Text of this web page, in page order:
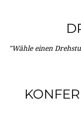
"Wähle einen